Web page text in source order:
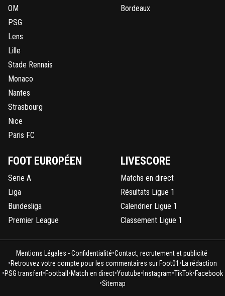
OM
PSG
Lens
Lille
Stade Rennais
Monaco
Nantes
Strasbourg
Nice
Paris FC
Bordeaux
FOOT EUROPÉEN
Serie A
Liga
Bundesliga
Premier League
LIVESCORE
Matchs en direct
Résultats Ligue 1
Calendrier Ligue 1
Classement Ligue 1
Mentions Légales - Confidentialité•Contact, recrutement et publicité
•Retrouvez votre compte pour les commentaires sur Foot01 •La rédaction
•PSG transfert•Football •Match en direct•Youtube• Instagram•TikTok•Facebook
•Sitemap